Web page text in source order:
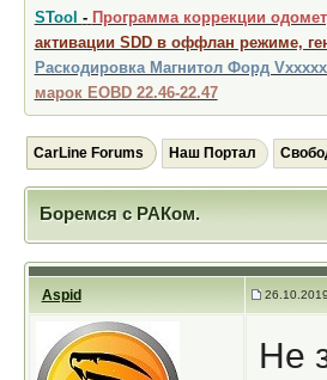
STool - Программа коррекции
активации SDD в оффлан режиме,
Раскодировка Магнитол Форд
марок EOBD 22.46-22.47
CarLine Forums Наш Портал
Боремся с РАКом.
Aspid
Не